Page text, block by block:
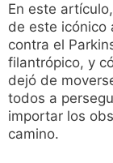
En este
de este icónico
contra el
filantrópico, y
dejó de
todos a
importar los
camino.